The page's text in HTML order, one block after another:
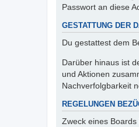
Passwort an diese
GESTATTUNG DER
Du gestattest dem
Darüber hinaus ist
und Aktionen
Nachverfolgbarkeit
REGELUNGEN
Zweck eines